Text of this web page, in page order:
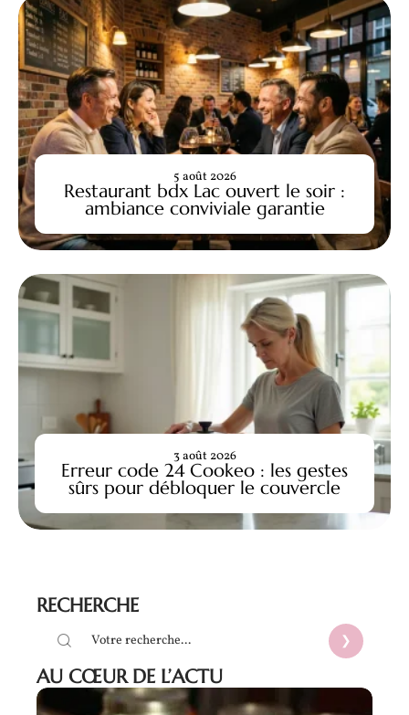
Restaurant bdx Lac ouvert le soir :
ambiance conviviale garantie
5 août 2026
Erreur code 24 Cookeo : les gestes
sûrs pour débloquer le couvercle
3 août 2026
RECHERCHE
AU CŒUR DE L’ACTU